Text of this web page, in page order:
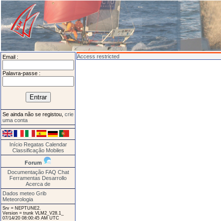
Email :
Palavra-passe :
Se ainda não se registou, crie
uma conta
Início Regatas Calendar
Classificação Mobiles
Forum
Documentação FAQ Chat
Ferramentas Desarrollo
Acerca de
Dados meteo Grib
Meteorologia
Srv = NEPTUNE2.
Version = trunk VLM2_V28.1_
07/14/20 08:00:45 AM UTC
Access restricted